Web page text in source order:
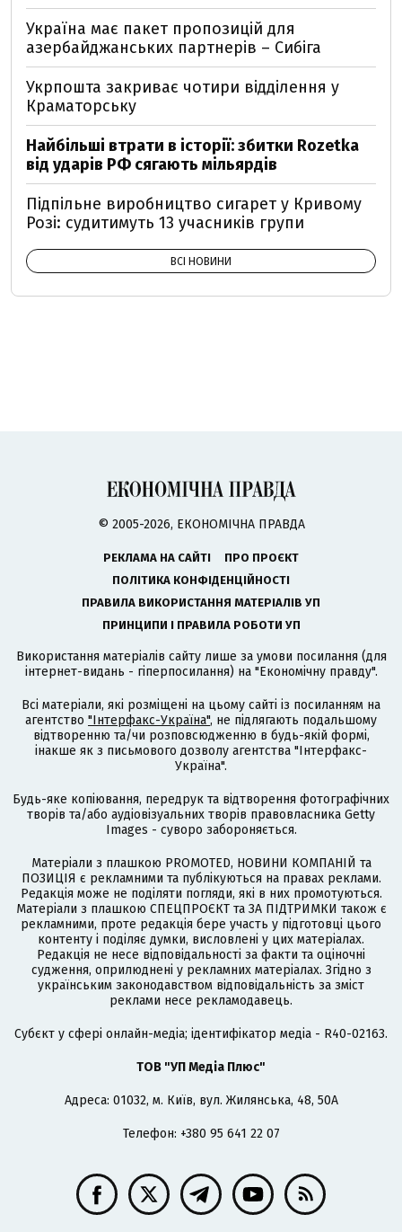
Україна має пакет пропозицій для
азербайджанських партнерів – Сибіга
Укрпошта закриває чотири відділення у
Краматорську
Найбільші втрати в історії: збитки Rozetka
від ударів РФ сягають мільярдів
Підпільне виробництво сигарет у Кривому
Розі: судитимуть 13 учасників групи
ВСІ НОВИНИ
© 2005-2026, ЕКОНОМІЧНА ПРАВДА
РЕКЛАМА НА САЙТІ
ПРО ПРОЄКТ
ПОЛІТИКА КОНФІДЕНЦІЙНОСТІ
ПРАВИЛА ВИКОРИСТАННЯ МАТЕРІАЛІВ УП
ПРИНЦИПИ І ПРАВИЛА РОБОТИ УП
Використання матеріалів сайту лише за умови посилання (для
інтернет-видань - гіперпосилання) на "Економічну правду".
Всі матеріали, які розміщені на цьому сайті із посиланням на
агентство "Інтерфакс-Україна", не підлягають подальшому
відтворенню та/чи розповсюдженню в будь-якій формі,
інакше як з письмового дозволу агентства "Інтерфакс-
Україна".
Будь-яке копіювання, передрук та відтворення фотографічних
творів та/або аудіовізуальних творів правовласника Getty
Images - суворо забороняється.
Матеріали з плашкою PROMOTED, НОВИНИ КОМПАНІЙ та
ПОЗИЦІЯ є рекламними та публікуються на правах реклами.
Редакція може не поділяти погляди, які в них промотуються.
Матеріали з плашкою СПЕЦПРОЄКТ та ЗА ПІДТРИМКИ також є
рекламними, проте редакція бере участь у підготовці цього
контенту і поділяє думки, висловлені у цих матеріалах.
Редакція не несе відповідальності за факти та оціночні
судження, оприлюднені у рекламних матеріалах. Згідно з
українським законодавством відповідальність за зміст
реклами несе рекламодавець.
Cубєкт у сфері онлайн-медіа; ідентифікатор медіа - R40-02163.
ТОВ "УП Медіа Плюс"
Адреса: 01032, м. Київ, вул. Жилянська, 48, 50А
Телефон: +380 95 641 22 07